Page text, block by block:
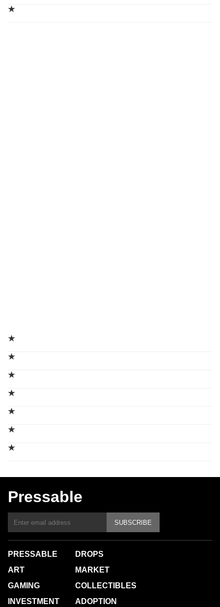
★
★
★
★
★
★
★
★
Pressable
SUBSCRIBE
PRESSABLE
ART
GAMING
INVESTMENT
DROPS
MARKET
COLLECTIBLES
ADOPTION